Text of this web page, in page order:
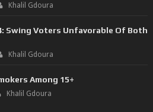
Khalil Gdoura
Swing Voters Unfavorable Of Both
Khalil Gdoura
Among 15+
Khalil Gdoura